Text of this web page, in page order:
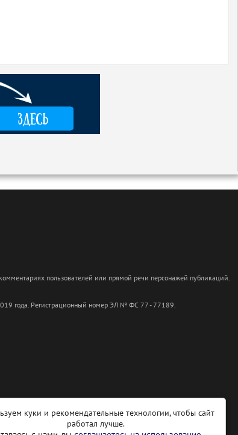
пользователей или прямой речи персонажей публикаций.
года. Регистрационный номер ЭЛ № ФС 77 - 77189.
куки и рекомендательные технологии, чтобы сайт
работал лучше.